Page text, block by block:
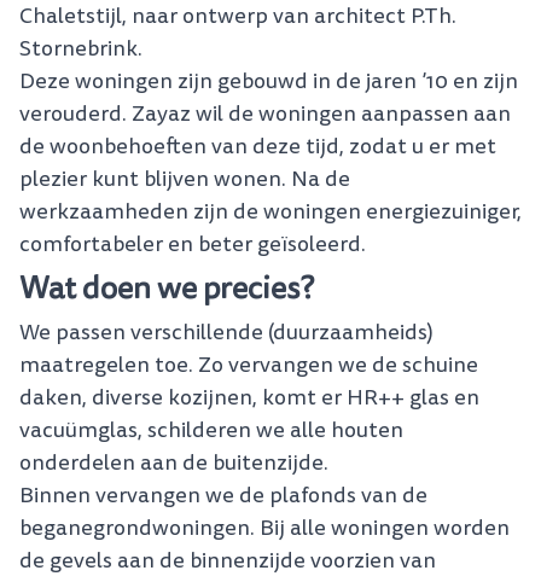
Chaletstijl, naar ontwerp van architect P.Th.
Stornebrink.
Deze woningen zijn gebouwd in de jaren ’10 en zijn
verouderd. Zayaz wil de woningen aanpassen aan
de woonbehoeften van deze tijd, zodat u er met
plezier kunt blijven wonen. Na de
werkzaamheden zijn de woningen energiezuiniger,
comfortabeler en beter geïsoleerd.
Wat doen we precies?
We passen verschillende (duurzaamheids)
maatregelen toe. Zo vervangen we de schuine
daken, diverse kozijnen, komt er HR++ glas en
vacuümglas, schilderen we alle houten
onderdelen aan de buitenzijde.
Binnen vervangen we de plafonds van de
beganegrondwoningen. Bij alle woningen worden
de gevels aan de binnenzijde voorzien van